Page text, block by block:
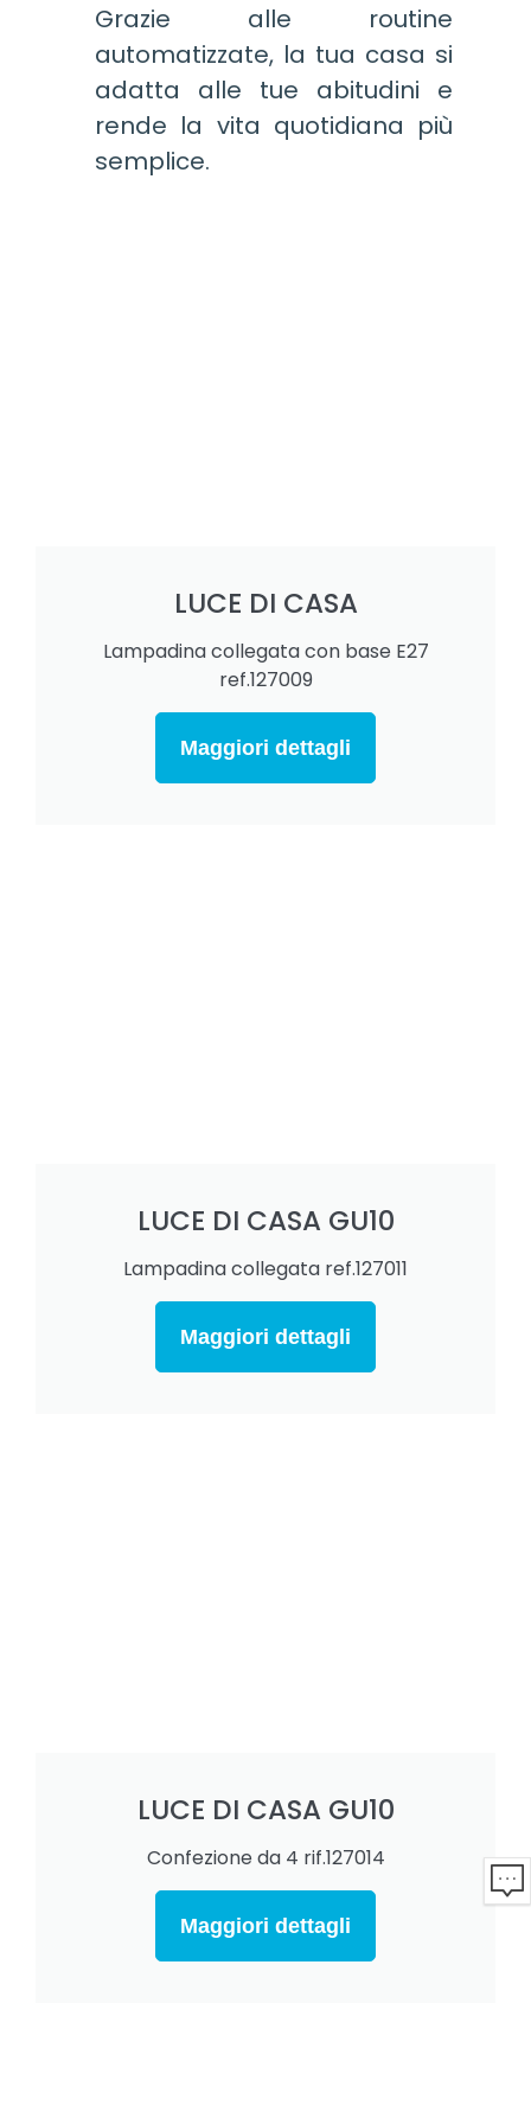
Grazie alle routine
automatizzate, la tua casa si
adatta alle tue abitudini e
rende la vita quotidiana più
semplice.
LUCE DI CASA
Lampadina collegata con base E27
ref.127009
Maggiori dettagli
LUCE DI CASA GU10
Lampadina collegata ref.127011
Maggiori dettagli
LUCE DI CASA GU10
Confezione da 4 rif.127014
Maggiori dettagli